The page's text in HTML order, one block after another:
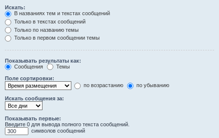
Искать:
В названиях тем и текстах сообщений
Только в текстах сообщений
Только по названию темы
Только в первом сообщении темы
Показывать результаты как:
Сообщения
Темы
Поле сортировки:
по возрастанию
по убыванию
Искать сообщения за:
Показывать первые:
Введите 0 для вывода полного текста сообщений.
символов сообщений